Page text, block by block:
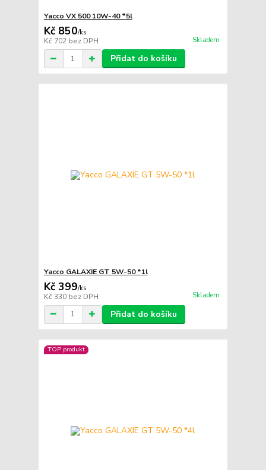
Yacco VX 500 10W-40 *5l
Kč 850/ks
Kč 702 bez DPH Skladem
Přidat do košíku
Yacco GALAXIE GT 5W-50 *1l
Kč 399/ks
Kč 330 bez DPH Skladem
Přidat do košíku
TOP produkt